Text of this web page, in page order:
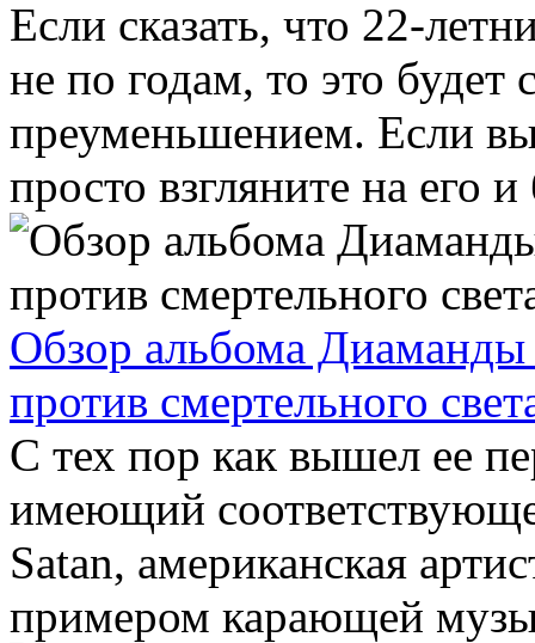
Если сказать, что 22-
не по годам, то это
преуменьшением. Если
просто взгляните на его и
Обзор альбома Диаманды
против смертельного
С тех пор как вышел ее
имеющий
Satan, американская
примером карающей